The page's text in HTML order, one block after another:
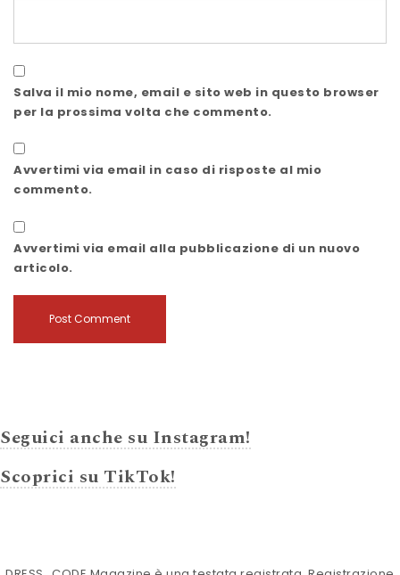
Salva il mio nome, email e sito web in questo browser
per la prossima volta che commento.
Avvertimi via email in caso di risposte al mio
commento.
Avvertimi via email alla pubblicazione di un nuovo
articolo.
Seguici anche su Instagram!
Scoprici su TikTok!